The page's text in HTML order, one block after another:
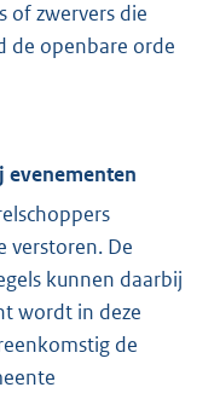
of zwervers die
de openbare orde
evenementen
verstoren. De
kunnen daarbij
wordt in deze
de